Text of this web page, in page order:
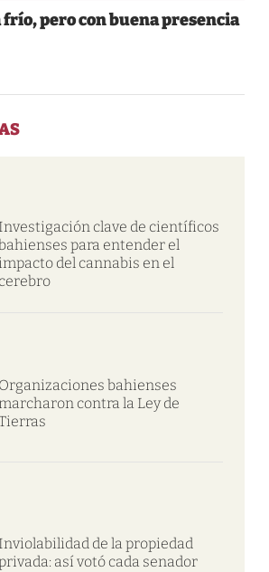
frío, pero con buena presencia
Investigación clave de científicos
para entender el
del cannabis en el
cerebro
Organizaciones bahienses
contra la Ley de
Inviolabilidad de la propiedad
así votó cada senador